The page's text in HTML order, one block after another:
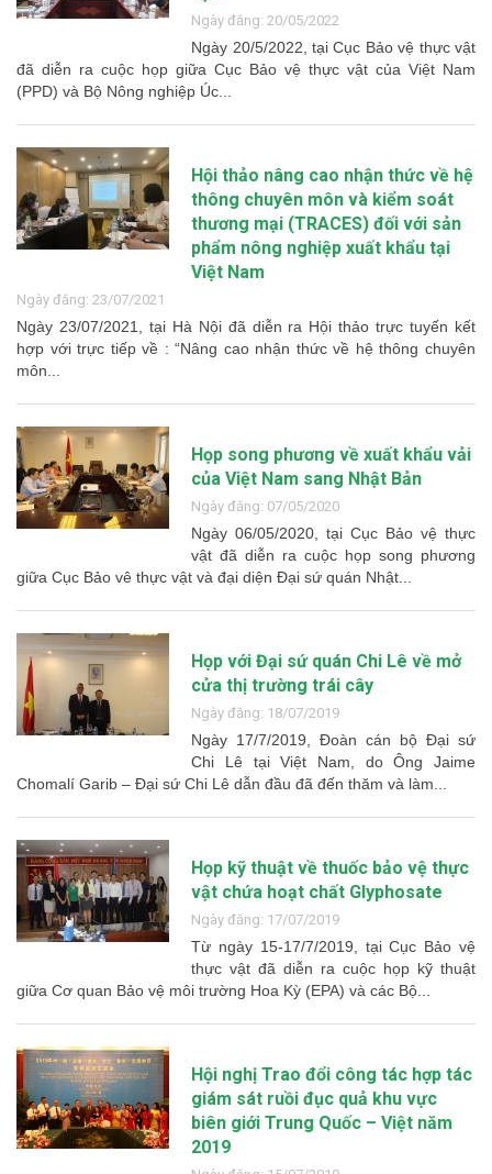
Ngày đăng: 20/05/2022
Ngày 20/5/2022, tại Cục Bảo vệ thực vật
đã diễn ra cuộc họp giữa Cục Bảo vệ thực vật của Việt Nam
(PPD) và Bộ Nông nghiệp Úc...
Hội thảo nâng cao nhận thức về hệ
thông chuyên môn và kiểm soát
thương mại (TRACES) đối với sản
phẩm nông nghiệp xuất khẩu tại
Việt Nam
Ngày đăng: 23/07/2021
Ngày 23/07/2021, tại Hà Nội đã diễn ra Hội thảo trực tuyến kết
hợp với trực tiếp về : “Nâng cao nhận thức về hệ thông chuyên
môn...
Họp song phương về xuất khẩu vải
của Việt Nam sang Nhật Bản
Ngày đăng: 07/05/2020
Ngày 06/05/2020, tại Cục Bảo vệ thực
vật đã diễn ra cuộc họp song phương
giữa Cục Bảo vê thực vật và đại diện Đại sứ quán Nhật...
Họp với Đại sứ quán Chi Lê về mở
cửa thị trường trái cây
Ngày đăng: 18/07/2019
Ngày 17/7/2019, Đoàn cán bộ Đại sứ
Chi Lê tại Việt Nam, do Ông Jaime
Chomalí Garib – Đại sứ Chi Lê dẫn đầu đã đến thăm và làm...
Họp kỹ thuật về thuốc bảo vệ thực
vật chứa hoạt chất Glyphosate
Ngày đăng: 17/07/2019
Từ ngày 15-17/7/2019, tại Cục Bảo vệ
thực vật đã diễn ra cuộc họp kỹ thuật
giữa Cơ quan Bảo vệ môi trường Hoa Kỳ (EPA) và các Bộ...
Hội nghị Trao đổi công tác hợp tác
giám sát ruồi đục quả khu vực
biên giới Trung Quốc – Việt năm
2019